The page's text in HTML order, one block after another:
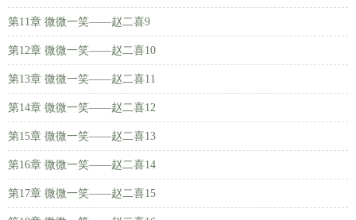
第11章 微微一笑——赵二喜9
第12章 微微一笑——赵二喜10
第13章 微微一笑——赵二喜11
第14章 微微一笑——赵二喜12
第15章 微微一笑——赵二喜13
第16章 微微一笑——赵二喜14
第17章 微微一笑——赵二喜15